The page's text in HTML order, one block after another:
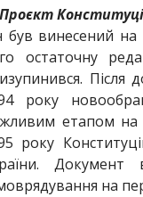
Проєкт
був винесений
остаточну
Після
року
етапом на
року
Документ
на